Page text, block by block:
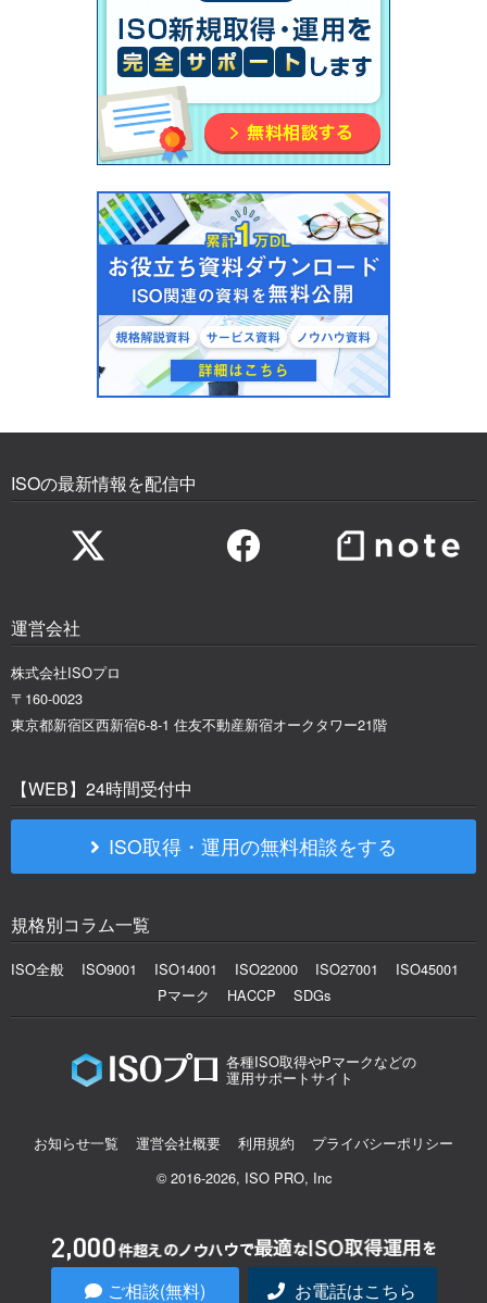
ISOの最新情報を配信中
運営会社
株式会社ISOプロ
〒160-0023
東京都新宿区西新宿6-8-1 住友不動産新宿オークタワー21階
【WEB】24時間受付中
ISO取得・運用の無料相談をする
規格別コラム一覧
ISO全般 ISO9001 ISO14001 ISO22000 ISO27001
ISO45001
Pマーク
HACCP SDGs
各種ISO取得やPマークなどの
運用サポートサイト
お知らせ一覧 運営会社概要 利用規約
プライバシーポリシー
© 2016-2026, ISO PRO, Inc
ご相談(無料) お電話はこちら